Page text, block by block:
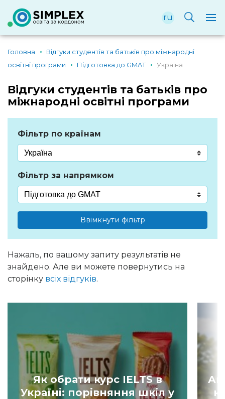
ru
Головна
Відгуки студентів та батьків про міжнародні
освітні програми
Підготовка до GMAT Україна
Відгуки студентів та батьків про
міжнародні освітні програми
Фільтр по країнам
Фільтр за напрямком
Ввімкнути фільтр
Нажаль, по вашому запиту результатів не
знайдено. Але ви можете повернутись на
сторінку всіх відгуків.
Як обрати курс IELTS в
Україні: порівняння шкіл у